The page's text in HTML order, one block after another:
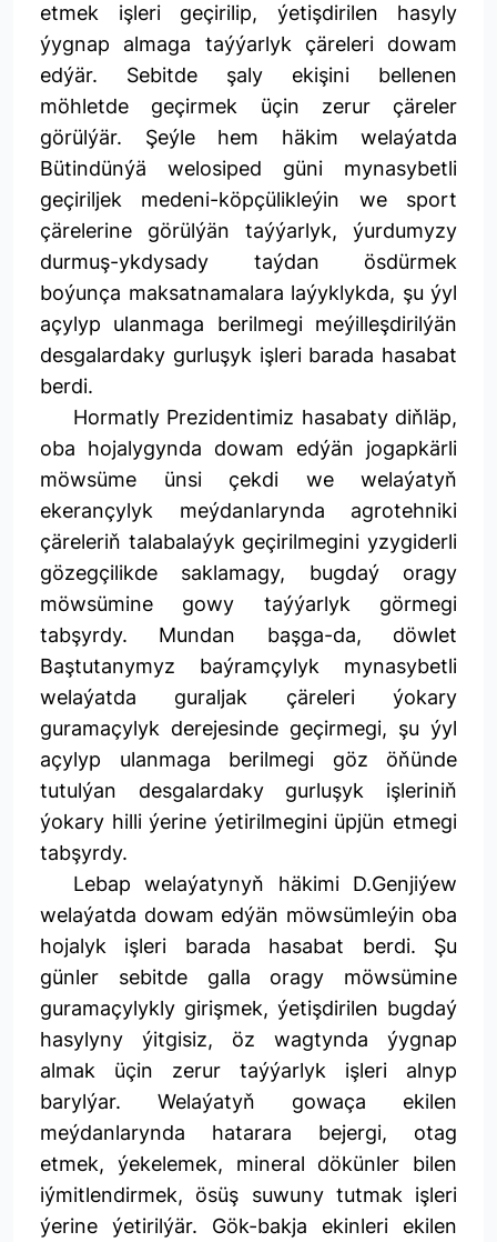
etmek işleri geçirilip, ýetişdirilen hasyly
ýygnap almaga taýýarlyk çäreleri dowam
edýär. Sebitde şaly ekişini bellenen
möhletde geçirmek üçin zerur çäreler
görülýär. Şeýle hem häkim welaýatda
Bütindünýä welosiped güni mynasybetli
geçiriljek medeni-köpçülikleýin we sport
çärelerine görülýän taýýarlyk, ýurdumyzy
durmuş-ykdysady taýdan ösdürmek
boýunça maksatnamalara laýyklykda, şu ýyl
açylyp ulanmaga berilmegi meýilleşdirilýän
desgalardaky gurluşyk işleri barada hasabat
berdi.
Hormatly Prezidentimiz hasabaty diňläp,
oba hojalygynda dowam edýän jogapkärli
möwsüme ünsi çekdi we welaýatyň
ekerançylyk meýdanlarynda agrotehniki
çäreleriň talabalaýyk geçirilmegini yzygiderli
gözegçilikde saklamagy, bugdaý oragy
möwsümine gowy taýýarlyk görmegi
tabşyrdy. Mundan başga-da, döwlet
Baştutanymyz baýramçylyk mynasybetli
welaýatda guraljak çäreleri ýokary
guramaçylyk derejesinde geçirmegi, şu ýyl
açylyp ulanmaga berilmegi göz öňünde
tutulýan desgalardaky gurluşyk işleriniň
ýokary hilli ýerine ýetirilmegini üpjün etmegi
tabşyrdy.
Lebap welaýatynyň häkimi D.Genjiýew
welaýatda dowam edýän möwsümleýin oba
hojalyk işleri barada hasabat berdi. Şu
günler sebitde galla oragy möwsümine
guramaçylykly girişmek, ýetişdirilen bugdaý
hasylyny ýitgisiz, öz wagtynda ýygnap
almak üçin zerur taýýarlyk işleri alnyp
barylýar. Welaýatyň gowaça ekilen
meýdanlarynda hatarara bejergi, otag
etmek, ýekelemek, mineral dökünler bilen
iýmitlendirmek, ösüş suwuny tutmak işleri
ýerine ýetirilýär. Gök-bakja ekinleri ekilen